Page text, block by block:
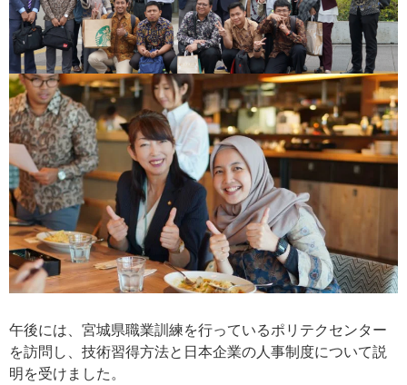
午後には、宮城県職業訓練を行っているポリテクセンター
を訪問し、技術習得方法と日本企業の人事制度について説
明を受けました。